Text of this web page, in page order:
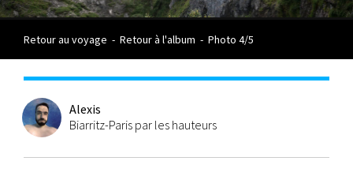
Retour au voyage - Retour à l'album - Photo 4/5
Alexis
Biarritz-Paris par les hauteurs